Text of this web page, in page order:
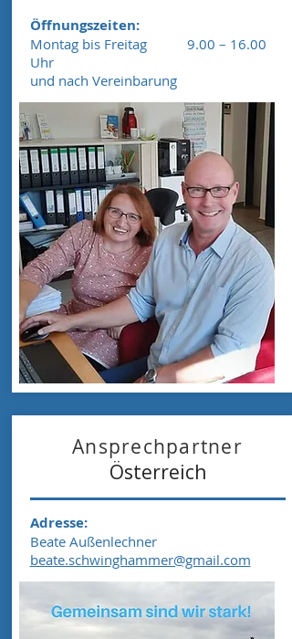
Öffnungszeiten:
Montag bis Freitag 9.00 – 16.00
Uhr
und nach Vereinbarung
Ansprechpartner
Österreich
Adresse:
Beate Außenlechner
beate.schwinghammer@gmail.com